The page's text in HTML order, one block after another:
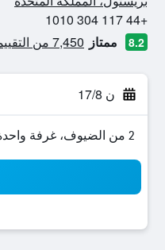
+44 117 304 1010
8.2 ممتاز 7,450 من التقييمات تم التحقق منها
ن 17/8
2 من الضيوف، غرفة واحدة